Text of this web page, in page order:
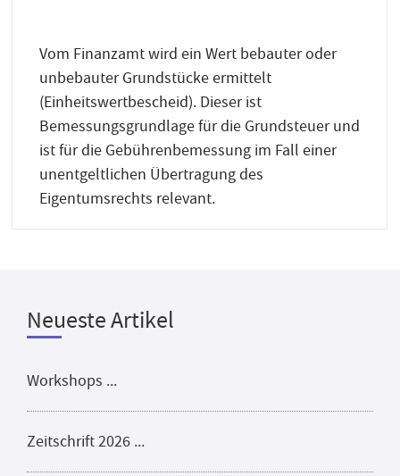
Vom Finanzamt wird ein Wert bebauter oder
unbebauter Grundstücke ermittelt
(Einheitswertbescheid). Dieser ist
Bemessungsgrundlage für die Grundsteuer und
ist für die Gebührenbemessung im Fall einer
unentgeltlichen Übertragung des
Eigentumsrechts relevant.
Neueste Artikel
Workshops ...
Zeitschrift 2026 ...